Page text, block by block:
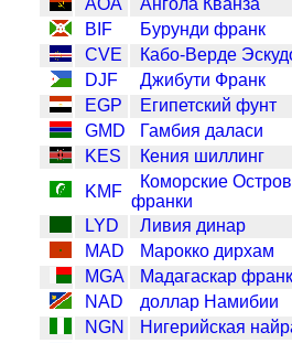
BIF
Бурунди франк
CVE
Кабо-Верде
DJF
Джибути Франк
EGP
Египетский фунт
GMD
Гамбия даласи
KES
Кения шиллинг
KMF
Коморские
франки
LYD
Ливия динар
MAD
Марокко дирхам
MGA
Мадагаскар франк
NAD
доллар Намибии
NGN
Нигерийская